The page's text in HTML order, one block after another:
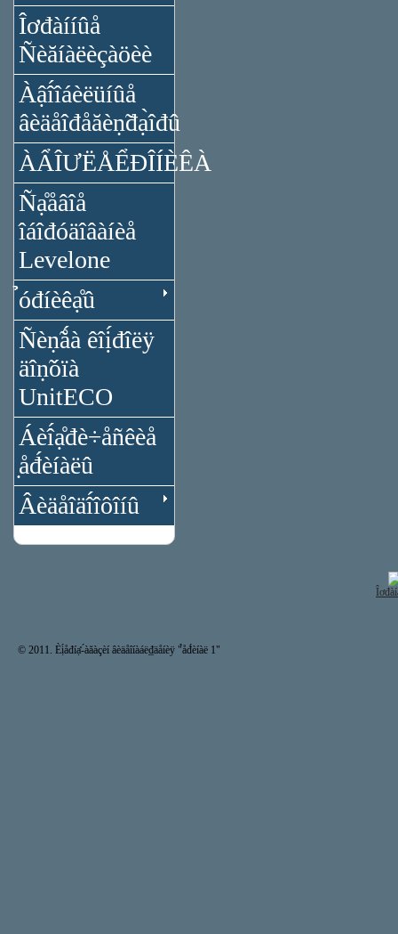
Îơđàííûå
Ñèăíàëèçàöèè
Àậî́îáèëüíûå
âèäåîđåăèṇ̃đạ̀îđû
ÀẨÎƯËÅỂĐÎÍÈÊÀ
Ñạ̊åâîå
îáîđóäîâàíèå
Levelone
̉óđíèêạ̊û
Ñèṇ̃ǻà êîị́đîëÿ
äîṇ̃óïà
UnitECO
Áèî́ạ̊đè÷åñêèå
̣åđ́èíàëû
Âèäåîäî́îôîíû
© 2011. Èị́åđíạ̊-́àăàçèí âèäåîíàáë₫äåíèÿ "̉åđ́èíàë 1"